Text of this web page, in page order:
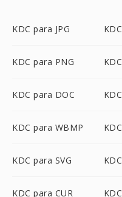
KDC para JPG
KDC para PNG
KDC para DOC
KDC para WBMP
KDC para SVG
KDC para CUR